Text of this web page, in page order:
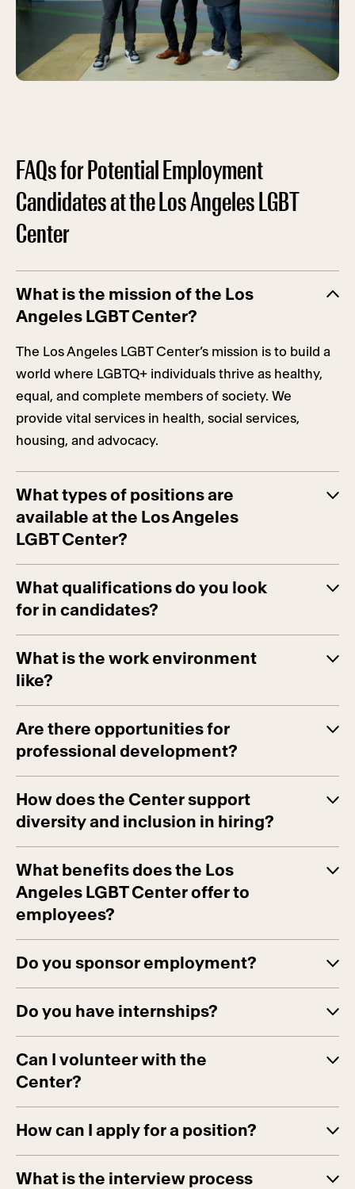
FAQs for Potential Employment
Candidates at the Los Angeles LGBT
Center
What is the mission of the Los
Angeles LGBT Center?
The Los Angeles LGBT Center’s mission is to build a
world where LGBTQ+ individuals thrive as healthy,
equal, and complete members of society. We
provide vital services in health, social services,
housing, and advocacy.
What types of positions are
available at the Los Angeles
LGBT Center?
What qualifications do you look
for in candidates?
What is the work environment
like?
Are there opportunities for
professional development?
How does the Center support
diversity and inclusion in hiring?
What benefits does the Los
Angeles LGBT Center offer to
employees?
Do you sponsor employment?
Do you have internships?
Can I volunteer with the
Center?
How can I apply for a position?
What is the interview process